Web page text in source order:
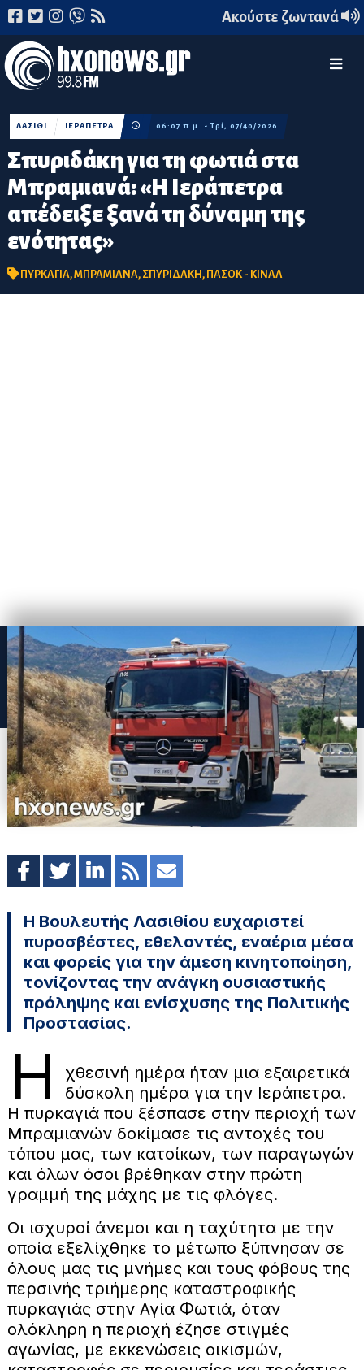
Ακούστε ζωντανά
Σπυριδάκη για τη φωτιά στα
Μπραμιανά: «Η Ιεράπετρα
απέδειξε ξανά τη δύναμη της
ενότητας»
ΛΑΣΙΘΙ ΙΕΡΑΠΕΤΡΑ 06:07 π.μ. - Τρί, 07/40/2026
ΠΥΡΚΑΓΙΑ,ΜΠΡΑΜΙΑΝΑ, ΣΠΥΡΙΔΑΚΗ, ΠΑΣΟΚ - ΚΙΝΑΛ
Η Βουλευτής Λασιθίου ευχαριστεί
πυροσβέστες, εθελοντές, εναέρια μέσα
και φορείς για την άμεση κινητοποίηση,
τονίζοντας την ανάγκη ουσιαστικής
πρόληψης και ενίσχυσης της Πολιτικής
Προστασίας.
Η
χθεσινή ημέρα ήταν μια εξαιρετικά
δύσκολη ημέρα για την Ιεράπετρα.
Η πυρκαγιά που ξέσπασε στην περιοχή των
Μπραμιανών δοκίμασε τις αντοχές του
τόπου μας, των κατοίκων, των παραγωγών
και όλων όσοι βρέθηκαν στην πρώτη
γραμμή της μάχης με τις φλόγες.
Οι ισχυροί άνεμοι και η ταχύτητα με την
οποία εξελίχθηκε το μέτωπο ξύπνησαν σε
όλους μας τις μνήμες και τους φόβους της
περσινής τριήμερης καταστροφικής
πυρκαγιάς στην Αγία Φωτιά, όταν
ολόκληρη η περιοχή έζησε στιγμές
αγωνίας, με εκκενώσεις οικισμών,